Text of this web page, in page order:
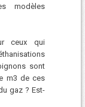
modèles
ceux qui
sont
m3 de ces
gaz ? Est-